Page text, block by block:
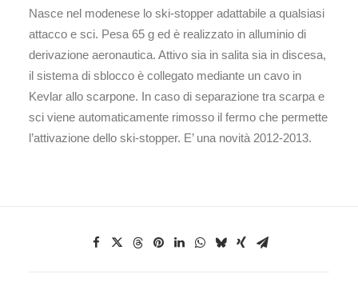
Nasce nel modenese lo ski-stopper adattabile a qualsiasi
attacco e sci. Pesa 65 g ed è realizzato in alluminio di
derivazione aeronautica. Attivo sia in salita sia in discesa,
il sistema di sblocco è collegato mediante un cavo in
Kevlar allo scarpone. In caso di separazione tra scarpa e
sci viene automaticamente rimosso il fermo che permette
l’attivazione dello ski-stopper. E’ una novità 2012-2013.